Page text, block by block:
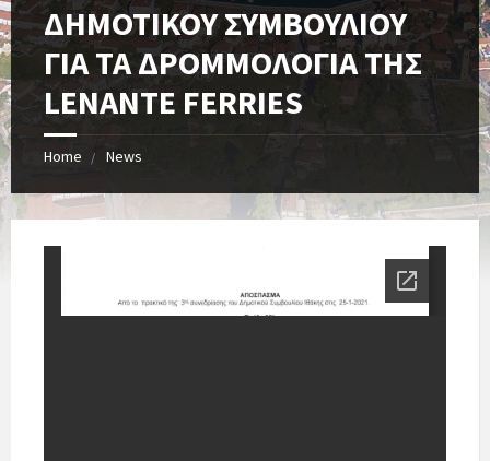
ΔΗΜΟΤΙΚΟΥ ΣΥΜΒΟΥΛΙΟΥ
ΓΙΑ ΤΑ ΔΡΟΜΜΟΛΟΓΙΑ ΤΗΣ
LENANTE FERRIES
Home News